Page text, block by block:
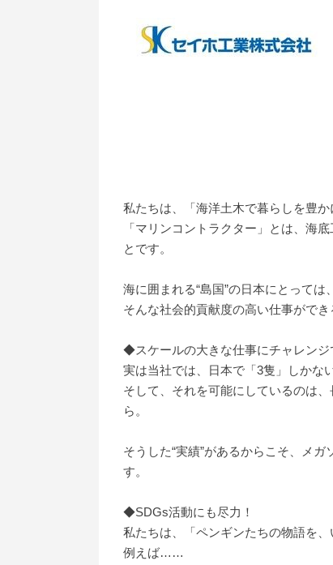
私たちは、「海洋土木で暮らしを豊
「マリンコントラクター」とは、海
とです。
海に囲まれる“島国”の日本にとって
そんな社会的貢献度の高い仕事がで
◆スケールの大きな仕事にチャレンジ
実は当社では、日本で「3隻」しかな
そして、それを可能にしているのは
ら。
そうした“実績”があるからこそ、メ
す。
◆SDGs活動にも尽力！
私たちは、「ペンギンたちの物語を
例えば……